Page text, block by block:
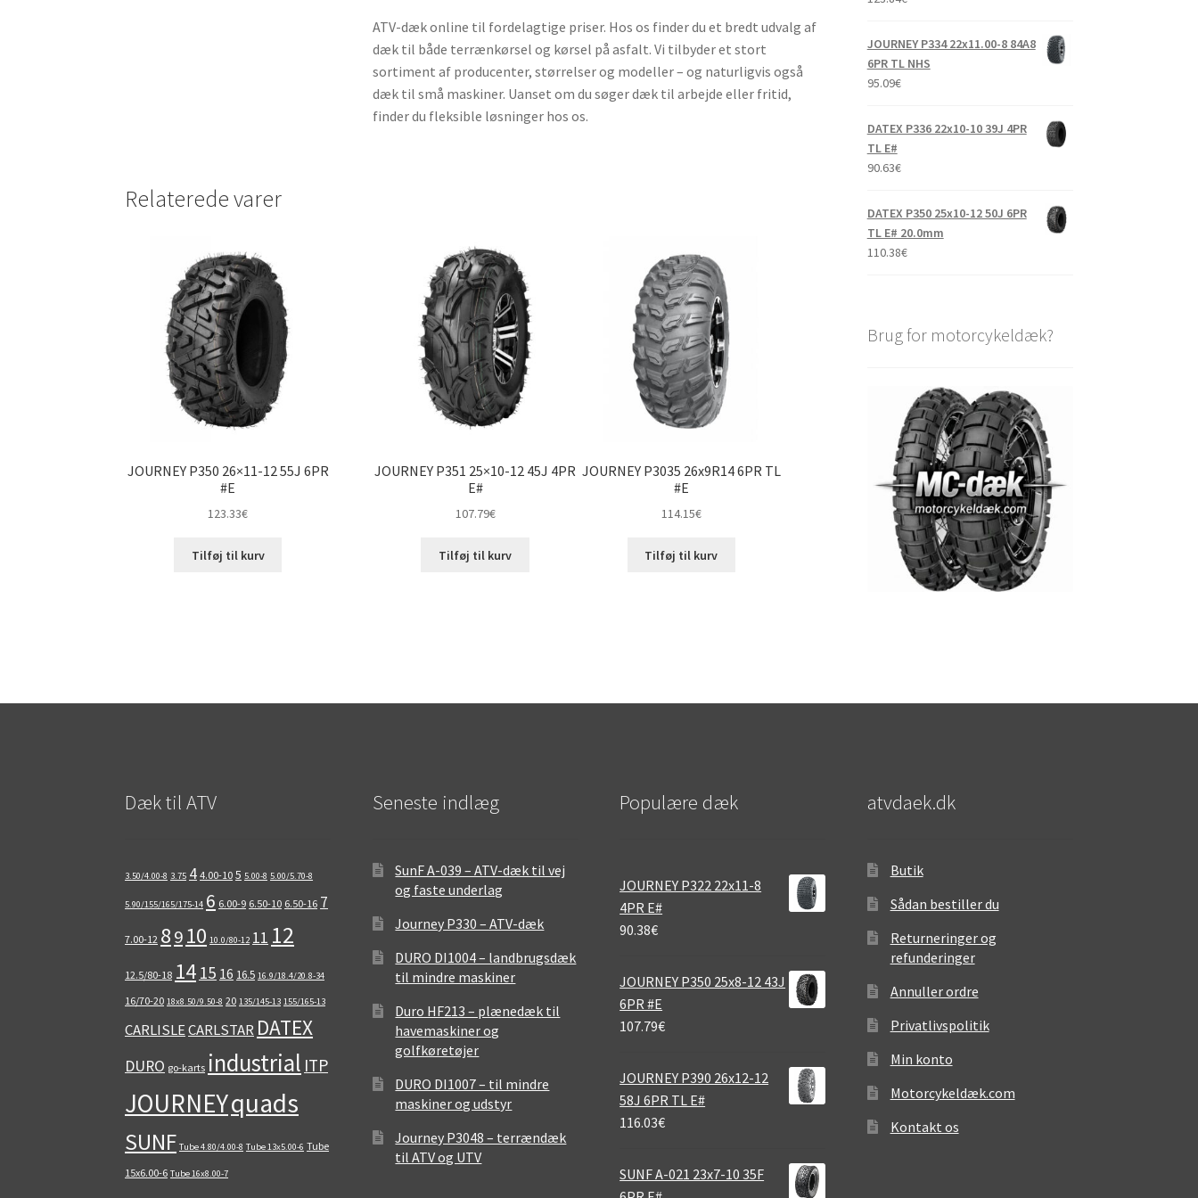
ATV-dæk online til fordelagtige priser. Hos os finder du et bredt udvalg af
dæk til både terrænkørsel og kørsel på asfalt. Vi tilbyder et stort
sortiment af producenter, størrelser og modeller – og naturligvis også
dæk til små maskiner. Uanset om du søger dæk til arbejde eller fritid,
finder du fleksible løsninger hos os.
Relaterede varer
JOURNEY P350 26×11-12 55J 6PR
#E
123.33€
Tilføj til kurv
JOURNEY P351 25×10-12 45J 4PR
E#
107.79€
Tilføj til kurv
JOURNEY P3035 26x9R14 6PR TL
#E
114.15€
Tilføj til kurv
JOURNEY P334 22x11.00-8 84A8
6PR TL NHS
95.09€
DATEX P336 22x10-10 39J 4PR
TL E#
90.63€
DATEX P350 25x10-12 50J 6PR
TL E# 20.0mm
110.38€
Brug for motorcykeldæk?
Dæk til ATV
3.50/4.00-8 3.75 4 4.00-10 5 5.00-8 5.00/5.70-8
5.90/155/165/175-14 6 6.00-9 6.50-10 6.50-16 7
7.00-12 8910 10.0/80-12 11 12
12.5/80-18 14 15 16 16.5 16.9/18.4/20.8-34
16/70-20 18x8.50/9.50-8 20 135/145-13 155/165-13
CARLISLECARLSTAR DATEX
DURO go-karts industrial ITP
JOURNEYquads
SUNF Tube 4.80/4.00-8 Tube 13x5.00-6 Tube
15x6.00-6 Tube 16x8.00-7
Seneste indlæg
SunF A-039 – ATV-dæk til vej
og faste underlag
Journey P330 – ATV-dæk
DURO DI1004 – landbrugsdæk
til mindre maskiner
Duro HF213 – plænedæk til
havemaskiner og
golfkøretøjer
DURO DI1007 – til mindre
maskiner og udstyr
Journey P3048 – terrændæk
til ATV og UTV
Populære dæk
JOURNEY P322 22x11-8
4PR E#
90.38€
JOURNEY P350 25x8-12 43J
6PR #E
107.79€
JOURNEY P390 26x12-12
58J 6PR TL E#
116.03€
SUNF A-021 23x7-10 35F
atvdaek.dk
Butik
Sådan bestiller du
Returneringer og
refunderinger
Annuller ordre
Privatlivspolitik
Min konto
Motorcykeldæk.com
Kontakt os